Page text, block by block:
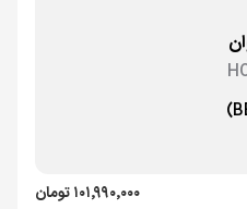
۱۰۱٬۹۹۰٬۰۰۰ تومان